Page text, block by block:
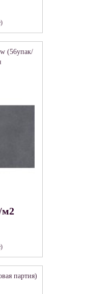
(56упак/
м2
партия)